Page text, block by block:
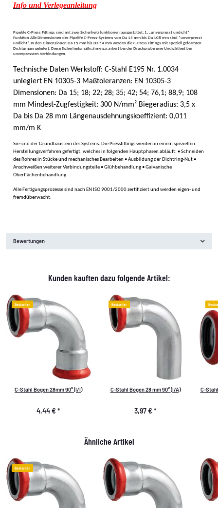
Info und Verlegeanleitung
Pipelife C-Press Fittings sind mit zwei Sicherheitsfunktionen ausgestattet: 1. „unverpresst undicht“
Funktion Alle Dimensionen des Pipelife C-Press-Systems von Da 15 mm bis Da 108 mm sind “unverpresst
undicht“. In den Dimensionen Da 15 mm bis Da 54 mm werden die C-Press Fittings mit speziell geformten
Dichtungen geliefert. Diese Sicherheitsmaßnahme garantiert bei der Druckprobe eine Undichtheit bei
unverpressten Verbindungen.
Technische Daten Werkstoff: C-Stahl E195 Nr. 1.0034
unlegiert EN 10305-3 Maßtoleranzen: EN 10305-3
Dimensionen: Da 15; 18; 22; 28; 35; 42; 54; 76,1; 88,9; 108
mm Mindest-Zugfestigkeit: 300 N/mm² Biegeradius: 3,5 x
Da bis Da 28 mm Längenausdehnungskoeffizient: 0,011
mm/m K
Sie sind der Grundbaustein des Systems. Die Pressfittings werden in einem speziellen
Herstellungsverfahren gefertigt, welches in folgenden Hauptphasen abläuft: • Schneiden
des Rohres in Stücke und mechanisches Bearbeiten • Ausbildung der Dichtring-Nut •
Anschweißen weiterer Verbindungsteile • Glühbehandlung • Galvanische
Oberflächenbehandlung
Alle Fertigungsprozesse sind nach EN ISO 9001/2000 zertifiziert und werden eigen- und
fremdüberwacht.
Bewertungen
Kunden kauften dazu folgende Artikel:
Bestseller
C-Stahl Bogen 28mm 90° (I/I)
4,44 € *
Bestseller
C-Stahl Bogen 28 mm 90° (I/A)
3,97 € *
C-
Ähnliche Artikel
Bestseller